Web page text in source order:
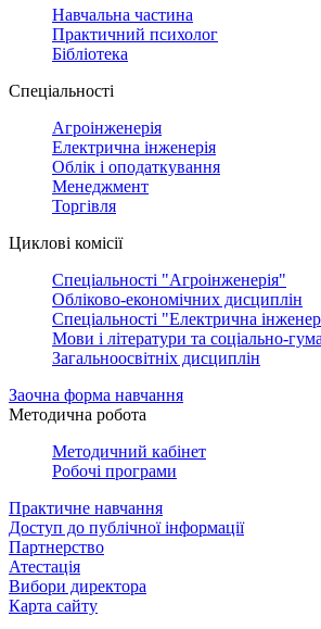
Навчальна частина
Практичний психолог
Бібліотека
Спеціальності
Агроінженерія
Електрична інженерія
Облік і оподаткування
Менеджмент
Торгівля
Циклові комісії
Спеціальності "Агроінженерія"
Обліково-економічних дисциплін
Спеціальності "Електрична
Мови і літератури та соціально-
Загальноосвітніх дисциплін
Заочна форма навчання
Методична робота
Методичний кабінет
Робочі програми
Практичне навчання
Доступ до публічної інформації
Партнерство
Атестація
Вибори директора
Карта сайту